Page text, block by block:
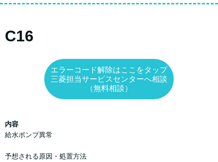
C16
エラーコード解除はここをタップ
三菱担当サービスセンターへ相談
（無料相談）
内容
給水ポンプ異常
予想される原因・処置方法